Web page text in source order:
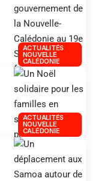
ACTUALITÉS
NOUVELLE
CALÉDONIE
ACTUALITÉS
NOUVELLE
CALÉDONIE